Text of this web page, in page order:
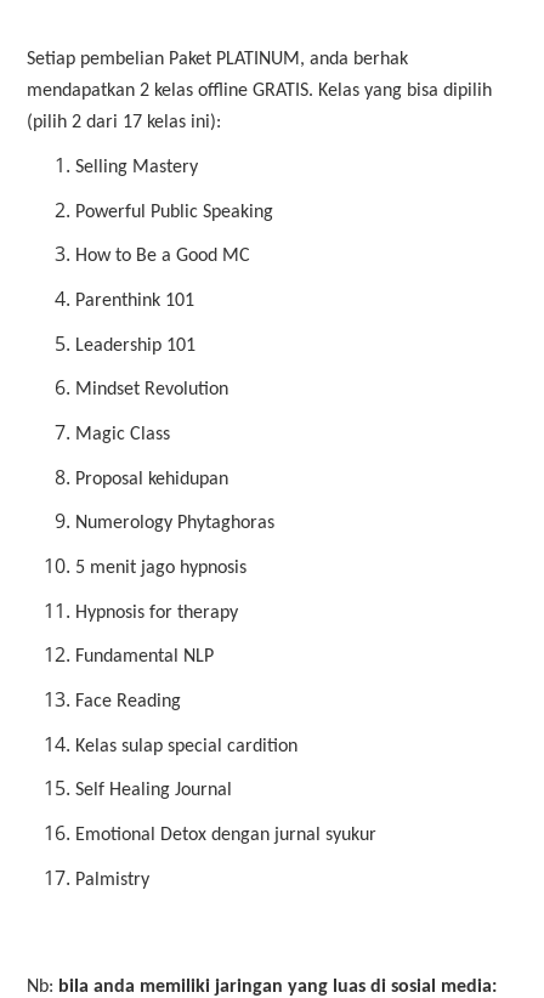
Setiap pembelian Paket PLATINUM, anda berhak
mendapatkan 2 kelas offline GRATIS. Kelas yang bisa dipilih
(pilih 2 dari 17 kelas ini):
Selling Mastery
Powerful Public Speaking
How to Be a Good MC
Parenthink 101
Leadership 101
Mindset Revolution
Magic Class
Proposal kehidupan
Numerology Phytaghoras
5 menit jago hypnosis
Hypnosis for therapy
Fundamental NLP
Face Reading
Kelas sulap special cardition
Self Healing Journal
Emotional Detox dengan jurnal syukur
Palmistry
Nb: bila anda memiliki jaringan yang luas di sosial media: